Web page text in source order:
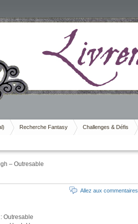
Recherche Fantasy Challenges & Défis
– Outresable
Allez aux commentaires
Outresable